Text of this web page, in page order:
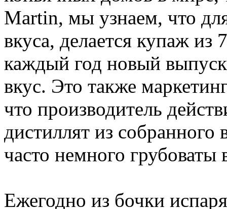
Martin, мы узнаем, что
вкуса, делается купаж
каждый год новый
вкус. Это также
что производитель
дистиллят из собранного
часто немного грубоваты
Ежегодно из бочки